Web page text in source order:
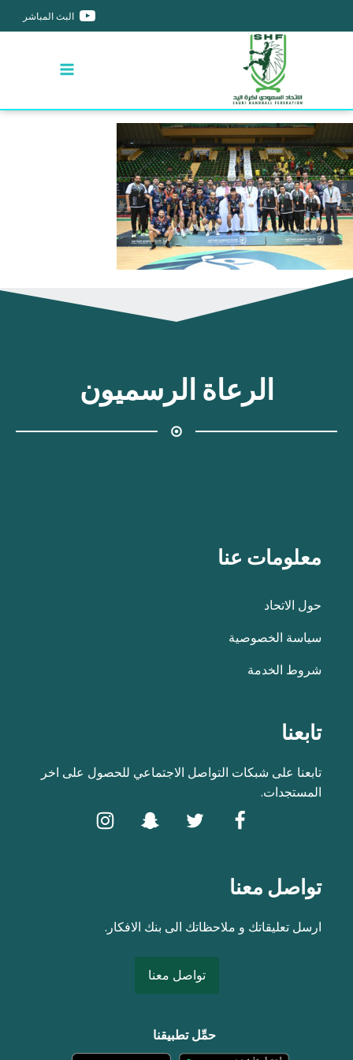
البث المباشر
الرعاة الرسميون
معلومات عنا
حول الاتحاد
سياسة الخصوصية
شروط الخدمة
تابعنا
تابعنا على شبكات التواصل الاجتماعي للحصول على اخر
المستجدات.
تواصل معنا
ارسل تعليقاتك و ملاحظاتك الى بنك الافكار.
تواصل معنا
حمِّل تطبيقنا